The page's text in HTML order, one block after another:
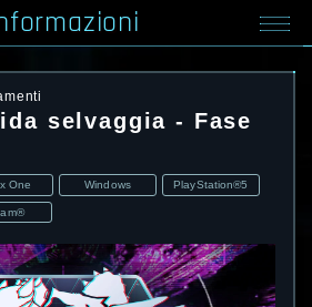
selvaggia - Fase
One Windows PlayStation®5